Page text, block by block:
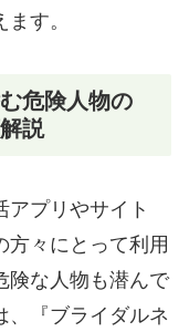
す。
危険人物の
説
アプリやサイト
方々にとって利用
険な人物も潜んで
、『ブライダルネ